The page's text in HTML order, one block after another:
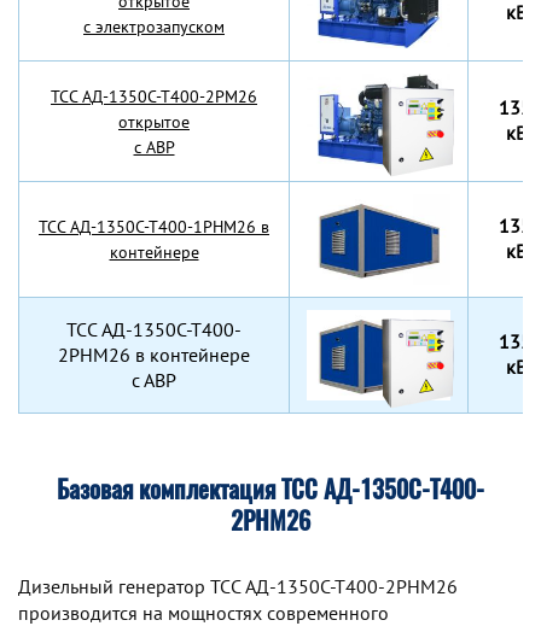
с электрозапуском
кВт
TCC АД-1350С-Т400-2РМ26
открытое
с АВР
1350
кВт
TCC АД-1350С-Т400-1РНМ26 в
контейнере
1350
кВт
TCC АД-1350С-Т400-
2РНМ26 в контейнере
с АВР
1350
кВт
Базовая комплектация ТСС АД-1350С-Т400-
2РНМ26
Дизельный генератор TCC АД-1350С-Т400-2РНМ26
производится на мощностях современного